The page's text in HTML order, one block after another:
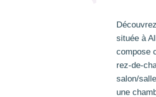
située à
compose
rez-de-
salon/
une